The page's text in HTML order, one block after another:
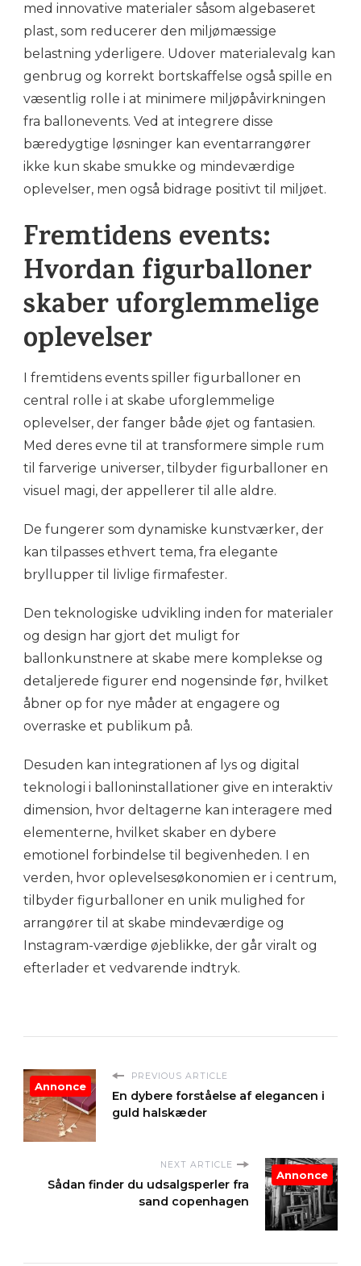
med innovative materialer såsom algebaseret
plast, som reducerer den miljømæssige
belastning yderligere. Udover materialevalg kan
genbrug og korrekt bortskaffelse også spille en
væsentlig rolle i at minimere miljøpåvirkningen
fra ballonevents. Ved at integrere disse
bæredygtige løsninger kan eventarrangører
ikke kun skabe smukke og mindeværdige
oplevelser, men også bidrage positivt til miljøet.
Fremtidens events:
Hvordan figurballoner
skaber uforglemmelige
oplevelser
I fremtidens events spiller figurballoner en
central rolle i at skabe uforglemmelige
oplevelser, der fanger både øjet og fantasien.
Med deres evne til at transformere simple rum
til farverige universer, tilbyder figurballoner en
visuel magi, der appellerer til alle aldre.
De fungerer som dynamiske kunstværker, der
kan tilpasses ethvert tema, fra elegante
bryllupper til livlige firmafester.
Den teknologiske udvikling inden for materialer
og design har gjort det muligt for
ballonkunstnere at skabe mere komplekse og
detaljerede figurer end nogensinde før, hvilket
åbner op for nye måder at engagere og
overraske et publikum på.
Desuden kan integrationen af lys og digital
teknologi i balloninstallationer give en interaktiv
dimension, hvor deltagerne kan interagere med
elementerne, hvilket skaber en dybere
emotionel forbindelse til begivenheden. I en
verden, hvor oplevelsesøkonomien er i centrum,
tilbyder figurballoner en unik mulighed for
arrangører til at skabe mindeværdige og
Instagram-værdige øjeblikke, der går viralt og
efterlader et vedvarende indtryk.
PREVIOUS ARTICLE
En dybere forståelse af elegancen i
guld halskæder
Annonce
NEXT ARTICLE
Sådan finder du udsalgsperler fra
sand copenhagen
Annonce